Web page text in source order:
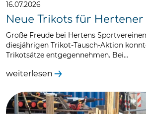
16.07.2026
Neue Trikots für
Große Freude bei Hertens
diesjährigen Trikot-Tausch-Aktion
Trikotsätze entgegennehmen. Bei…
weiterlesen